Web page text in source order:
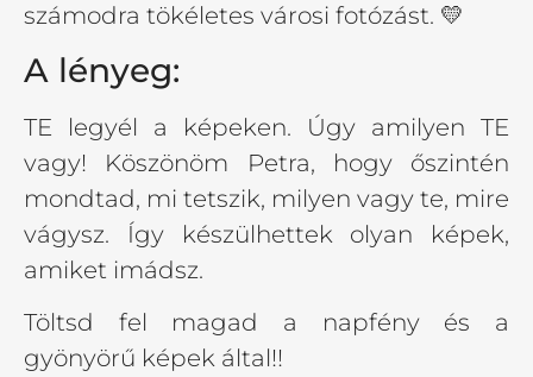
számodra tökéletes városi fotózást. 💛
A lényeg:
TE legyél a képeken. Úgy amilyen TE
vagy! Köszönöm Petra, hogy őszintén
mondtad, mi tetszik, milyen vagy te, mire
vágysz. Így készülhettek olyan képek,
amiket imádsz.
Töltsd fel magad a napfény és a
gyönyörű képek által!!